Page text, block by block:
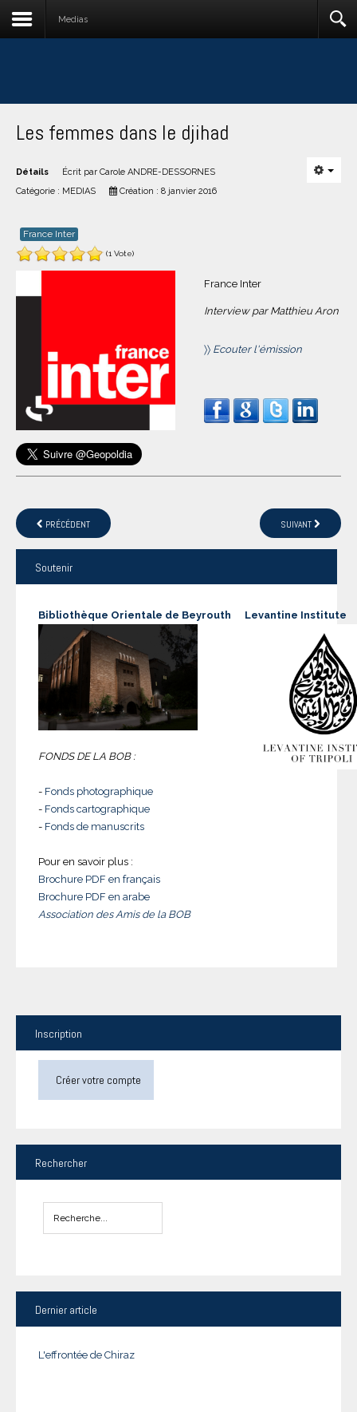
Medias
Les femmes dans le djihad
Détails Écrit par Carole ANDRE-DESSORNES
Catégorie : MEDIAS Création : 8 janvier 2016
France Inter
(1 Vote)
France Inter
Interview par Matthieu Aron
〉〉 Ecouter l'émission
PRÉCÉDENT SUIVANT
Soutenir
Bibliothèque Orientale de Beyrouth
FONDS DE LA BOB :
- Fonds photographique
- Fonds cartographique
- Fonds de manuscrits
Pour en savoir plus :
Brochure PDF en français
Brochure PDF en arabe
Association des Amis de la BOB
Levantine Institute
Inscription
Créer votre compte
Rechercher
Dernier article
L'effrontée de Chiraz